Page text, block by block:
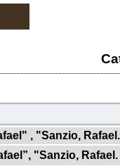
, "Sanzio,
"Sanzio,